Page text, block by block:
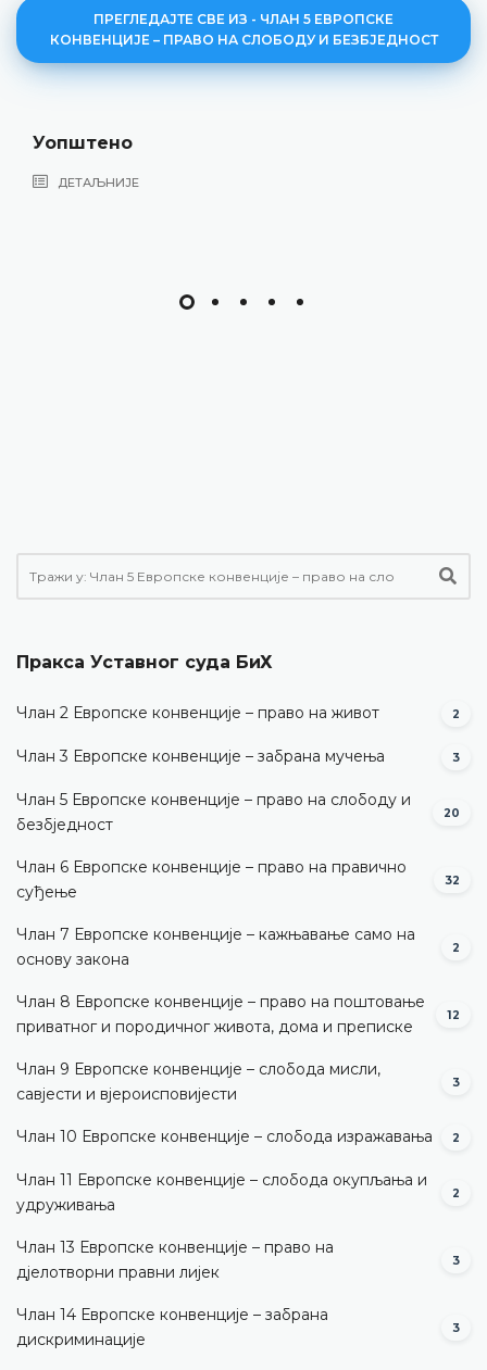
ПРЕГЛЕДАЈТЕ СВЕ ИЗ - ЧЛАН 5 ЕВРОПСКЕ
КОНВЕНЦИЈЕ – ПРАВО НА СЛОБОДУ И БЕЗБЈЕДНОСТ
Уопштено
ДЕТАЉНИЈЕ
Пракса Уставног суда БиХ
Члан 2 Европске конвенције – право на живот 2
Члан 3 Европске конвенције – забрана мучења 3
Члан 5 Европске конвенције – право на слободу и
безбједност
20
Члан 6 Европске конвенције – право на правично
суђење
32
Члан 7 Европске конвенције – кажњавање само на
основу закона
2
Члан 8 Европске конвенције – право на поштовање
приватног и породичног живота, дома и преписке
12
Члан 9 Европске конвенције – слобода мисли,
савјести и вјероисповијести
3
Члан 10 Европске конвенције – слобода изражавања 2
Члан 11 Европске конвенције – слобода окупљања и
удруживања
2
Члан 13 Европске конвенције – право на
дјелотворни правни лијек
3
Члан 14 Европске конвенције – забрана
дискриминације
3